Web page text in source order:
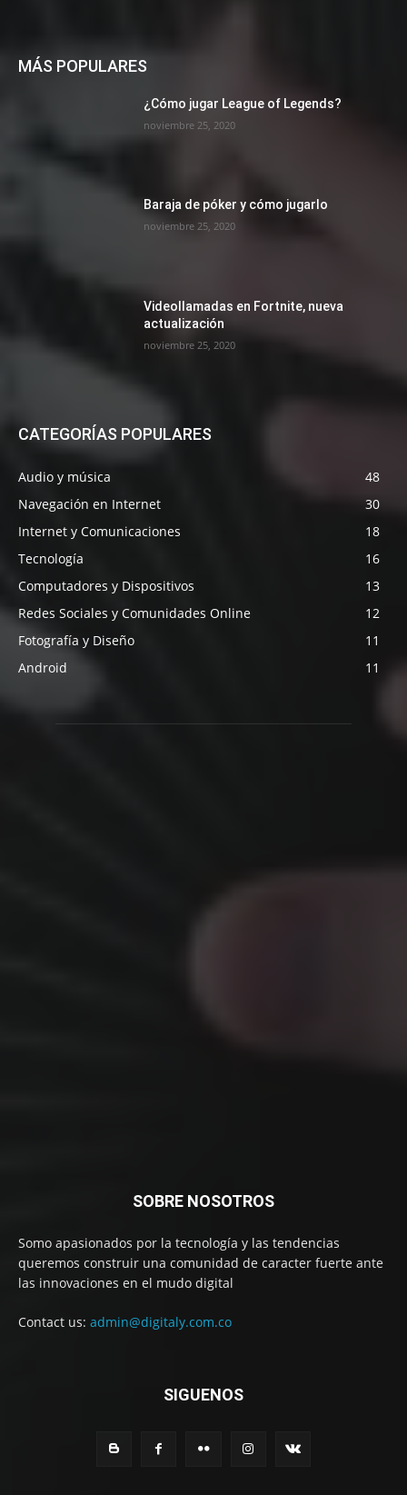
MÁS POPULARES
¿Cómo jugar League of Legends?
noviembre 25, 2020
Baraja de póker y cómo jugarlo
noviembre 25, 2020
Videollamadas en Fortnite, nueva
actualización
noviembre 25, 2020
CATEGORÍAS POPULARES
Audio y música
48
Navegación en Internet
30
Internet y Comunicaciones
18
Tecnología
16
Computadores y Dispositivos
13
Redes Sociales y Comunidades Online
12
Fotografía y Diseño
11
Android
11
SOBRE NOSOTROS
Somo apasionados por la tecnología y las tendencias
queremos construir una comunidad de caracter fuerte ante
las innovaciones en el mudo digital
Contact us: admin@digitaly.com.co
SIGUENOS